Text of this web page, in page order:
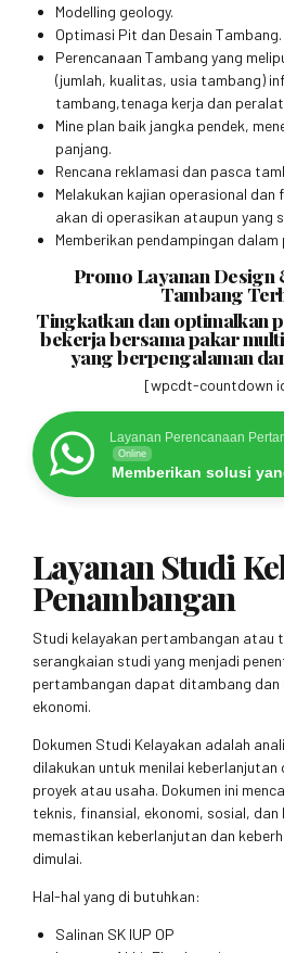
Modelling geology.
Optimasi Pit dan Desain Tambang.
Perencanaan Tambang yang
(jumlah, kualitas, usia tambang)
tambang,tenaga kerja dan
Mine plan baik jangka pendek,
panjang.
Rencana reklamasi dan pasca
Melakukan kajian operasional
akan di operasikan ataupun yang
Memberikan pendampingan
Promo Layanan Design
Tambang
Tingkatkan dan optimalkan
bekerja bersama pakar
yang berpengalaman
[wpcdt-countdown
Layanan Perencanaan
Online
Memberikan solusi
Layanan Studi
Penambangan
Studi kelayakan pertambangan atau
serangkaian studi yang menjadi
pertambangan dapat ditambang
ekonomi.
Dokumen Studi Kelayakan adalah
dilakukan untuk menilai keberlanjutan
proyek atau usaha. Dokumen ini
teknis, finansial, ekonomi, sosial, dan
memastikan keberlanjutan dan
dimulai.
Hal-hal yang di butuhkan:
Salinan SK IUP OP